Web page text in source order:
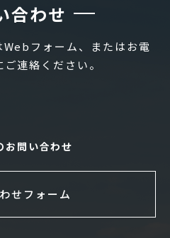
合わせ
フォーム、またはお電
連絡ください。
お問い合わせ
せフォーム